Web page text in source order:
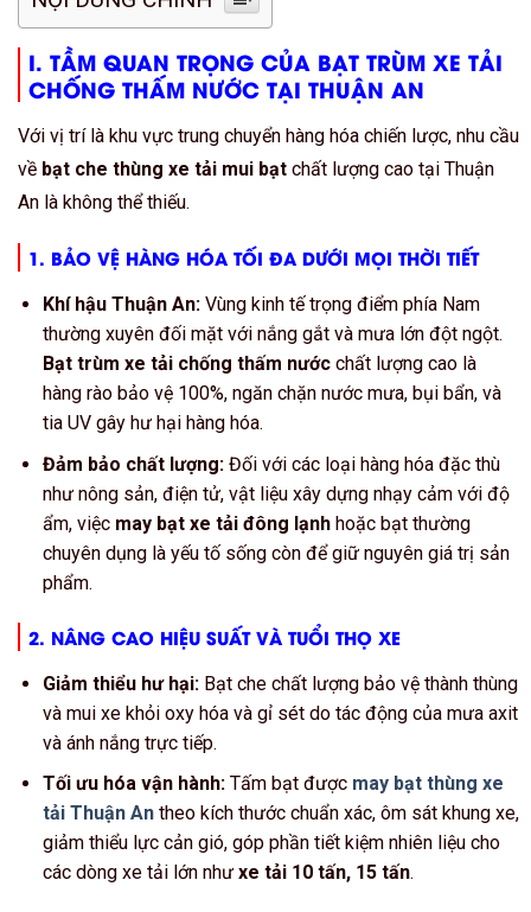
I. TẦM QUAN TRỌNG CỦA BẠT TRÙM XE TẢI
CHỐNG THẤM NƯỚC TẠI THUẬN AN
Với vị trí là khu vực trung chuyển hàng hóa chiến lược, nhu cầu
về bạt che thùng xe tải mui bạt chất lượng cao tại Thuận
An là không thể thiếu.
1. BẢO VỆ HÀNG HÓA TỐI ĐA DƯỚI MỌI THỜI TIẾT
Khí hậu Thuận An:Vùng kinh tế trọng điểm phía Nam
thường xuyên đối mặt với nắng gắt và mưa lớn đột ngột.
Bạt trùm xe tải chống thấm nướcchất lượng cao là
hàng rào bảo vệ 100%, ngăn chặn nước mưa, bụi bẩn, và
tia UV gây hư hại hàng hóa.
Đảm bảo chất lượng:Đối với các loại hàng hóa đặc thù
như nông sản, điện tử, vật liệu xây dựng nhạy cảm với độ
ẩm, việc may bạt xe tải đông lạnhhoặc bạt thường
chuyên dụng là yếu tố sống còn để giữ nguyên giá trị sản
phẩm.
2. NÂNG CAO HIỆU SUẤT VÀ TUỔI THỌ XE
Giảm thiểu hư hại:Bạt che chất lượng bảo vệ thành thùng
và mui xe khỏi oxy hóa và gỉ sét do tác động của mưa axit
và ánh nắng trực tiếp.
Tối ưu hóa vận hành:Tấm bạt được may bạt thùng xe
tải Thuận Antheo kích thước chuẩn xác, ôm sát khung xe,
giảm thiểu lực cản gió, góp phần tiết kiệm nhiên liệu cho
các dòng xe tải lớn như xe tải 10 tấn, 15 tấn.